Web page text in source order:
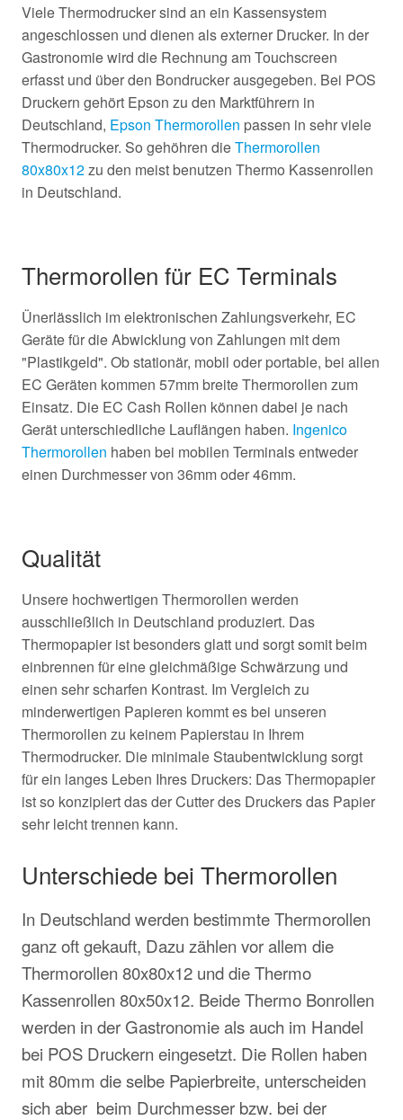
Viele Thermodrucker sind an ein Kassensystem
angeschlossen und dienen als externer Drucker. In der
Gastronomie wird die Rechnung am Touchscreen
erfasst und über den Bondrucker ausgegeben. Bei POS
Druckern gehört Epson zu den Marktführern in
Deutschland, Epson Thermorollen passen in sehr viele
Thermodrucker. So gehöhren dieThermorollen
80x80x12zu den meist benutzen Thermo Kassenrollen
in Deutschland.
Thermorollen für EC Terminals
Ünerlässlich im elektronischen Zahlungsverkehr, EC
Geräte für die Abwicklung von Zahlungen mit dem
"Plastikgeld". Ob stationär, mobil oder portable, bei allen
EC Geräten kommen 57mm breite Thermorollen zum
Einsatz. Die EC Cash Rollen können dabei je nach
Gerät unterschiedliche Lauflängen haben. Ingenico
Thermorollen haben bei mobilen Terminals entweder
einen Durchmesser von 36mm oder 46mm.
Qualität
Unsere hochwertigen Thermorollen werden
ausschließlich in Deutschland produziert. Das
Thermopapier ist besonders glatt und sorgt somit beim
einbrennen für eine gleichmäßige Schwärzung und
einen sehr scharfen Kontrast. Im Vergleich zu
minderwertigen Papieren kommt es bei unseren
Thermorollen zu keinem Papierstau in Ihrem
Thermodrucker. Die minimale Staubentwicklung sorgt
für ein langes Leben Ihres Druckers: Das Thermopapier
ist so konzipiert das der Cutter des Druckers das Papier
sehr leicht trennen kann.
Unterschiede bei Thermorollen
In Deutschland werden bestimmte Thermorollen
ganz oft gekauft, Dazu zählen vor allem die
Thermorollen 80x80x12 und die Thermo
Kassenrollen 80x50x12. Beide Thermo Bonrollen
werden in der Gastronomie als auch im Handel
bei POS Druckern eingesetzt. Die Rollen haben
mit 80mm die selbe Papierbreite, unterscheiden
sich aber beim Durchmesser bzw. bei der